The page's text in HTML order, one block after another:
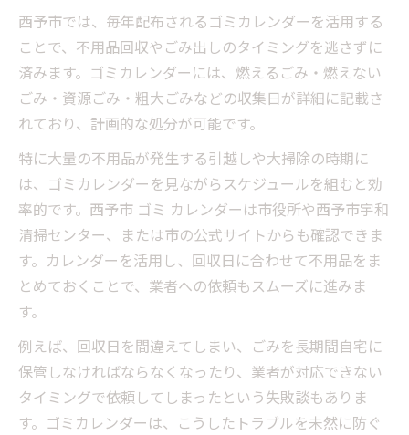
西予市では、毎年配布されるゴミカレンダーを活用する
ことで、不用品回収やごみ出しのタイミングを逃さずに
済みます。ゴミカレンダーには、燃えるごみ・燃えない
ごみ・資源ごみ・粗大ごみなどの収集日が詳細に記載さ
れており、計画的な処分が可能です。
特に大量の不用品が発生する引越しや大掃除の時期に
は、ゴミカレンダーを見ながらスケジュールを組むと効
率的です。西予市 ゴミ カレンダーは市役所や西予市宇和
清掃センター、または市の公式サイトからも確認できま
す。カレンダーを活用し、回収日に合わせて不用品をま
とめておくことで、業者への依頼もスムーズに進みま
す。
例えば、回収日を間違えてしまい、ごみを長期間自宅に
保管しなければならなくなったり、業者が対応できない
タイミングで依頼してしまったという失敗談もありま
す。ゴミカレンダーは、こうしたトラブルを未然に防ぐ